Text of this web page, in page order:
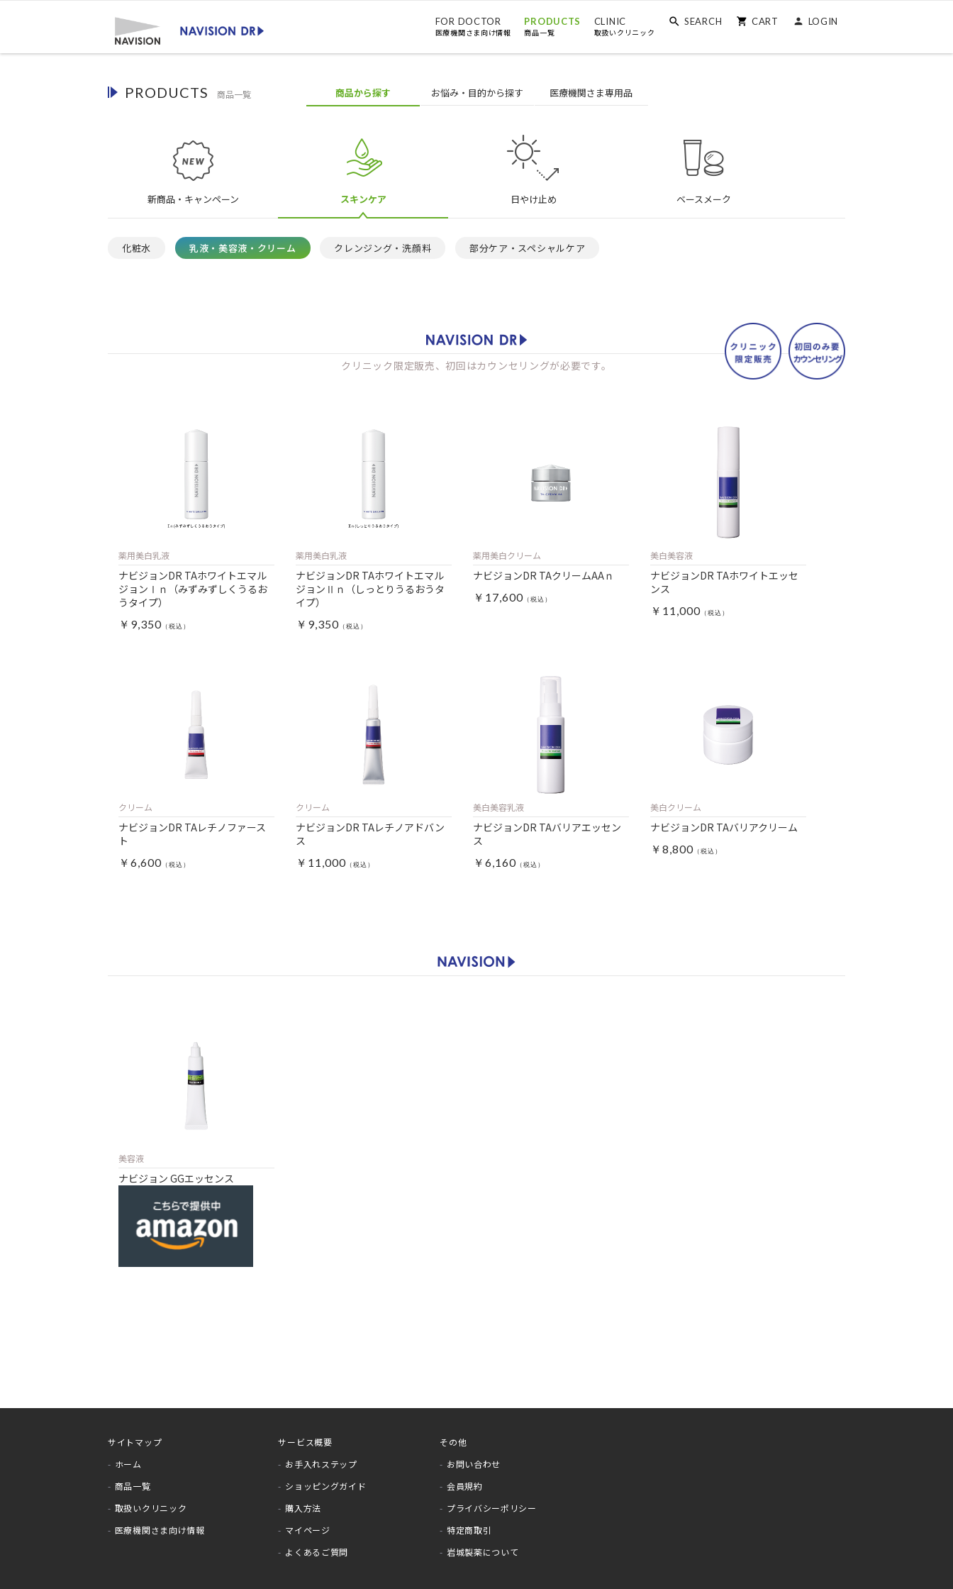
FOR DOCTOR
医療機関さま向け情報
PRODUCTS
商品一覧
CLINIC
取扱いクリニック
SEARCH CART LOGIN
PRODUCTS 商品一覧 商品から探す お悩み ・目的から探す 医療機関さま専用品
新商品・キャンペーン スキンケア 日やけ止め ベースメーク
化粧水 乳液・美容液・クリーム クレンジング・洗顔料 部分ケア・スペシャルケア
クリニック限定販売、初回はカウンセリングが必要です。
薬用美白乳液
ナビジョンDR TAホワイトエマル
ジョンⅠｎ（みずみずしくうるお
うタイプ）
￥9,350
薬用美白乳液
ナビジョンDR TAホワイトエマル
ジョンⅡｎ（しっとりうるおうタ
イプ）
￥9,350
薬用美白クリーム
ナビジョンDR TAクリームAAｎ
￥17,600
美白美容液
ナビジョンDR TAホワイトエッセ
ンス
￥11,000
クリーム
ナビジョンDR TAレチノファース
ト
￥6,600
クリーム
ナビジョンDR TAレチノアドバン
ス
￥11,000
美白美容乳液
ナビジョンDR TAバリアエッセン
ス
￥6,160
美白クリーム
ナビジョンDR TAバリアクリーム
￥8,800
美容液
ナビジョン GGエッセンス
サイトマップ
ホーム
商品一覧
取扱いクリニック
医療機関さま向け情報
サービス概要
お手入れステップ
ショッピングガイド
購入方法
マイページ
よくあるご質問
その他
お問い合わせ
会員規約
プライバシーポリシー
特定商取引
岩城製薬について